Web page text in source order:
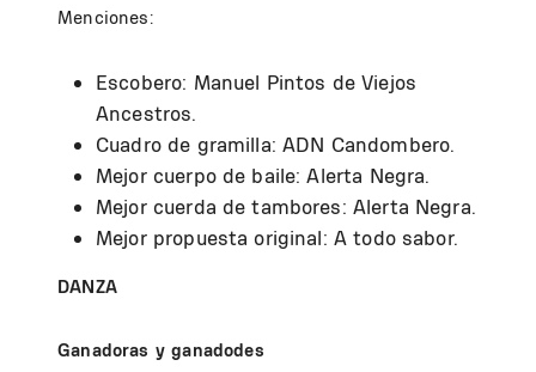
Menciones:
Escobero: Manuel Pintos de Viejos
Ancestros.
Cuadro de gramilla: ADN Candombero.
Mejor cuerpo de baile: Alerta Negra.
Mejor cuerda de tambores: Alerta Negra.
Mejor propuesta original: A todo sabor.
DANZA
Ganadoras y ganadodes